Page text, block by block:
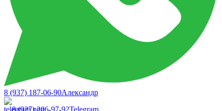
8 (937) 187-06-90Александр
8 (927) 206-97-92Telegram